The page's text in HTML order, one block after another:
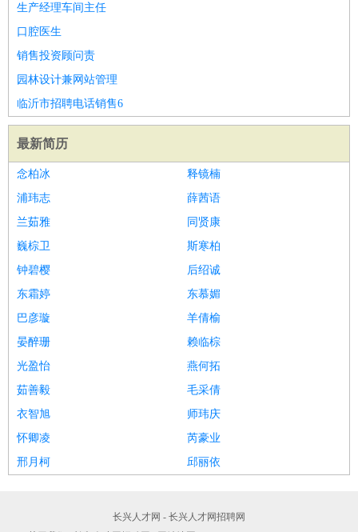
生产经理车间主任
口腔医生
销售投资顾问责
园林设计兼网站管理
临沂市招聘电话销售6
最新简历
念柏冰
释镜楠
浦玮志
薛茜语
兰茹雅
同贤康
巍棕卫
斯寒柏
钟碧樱
后绍诚
东霜婷
东慕媚
巴彦璇
羊倩榆
晏醉珊
赖临棕
光盈怡
燕何拓
茹善毅
毛采倩
衣智旭
师玮庆
怀卿凌
芮豪业
邢月柯
邱丽依
长兴人才网 - 长兴人才网招聘网